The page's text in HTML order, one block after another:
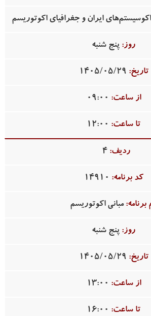
اکوسیستم‌های ایران و جغرافیای اکوتوریسم
پنج شنبه
1405/05/29
09:00
12:00
4
14910
مبانی اکوتوریسم
پنج شنبه
1405/05/29
13:00
16:00